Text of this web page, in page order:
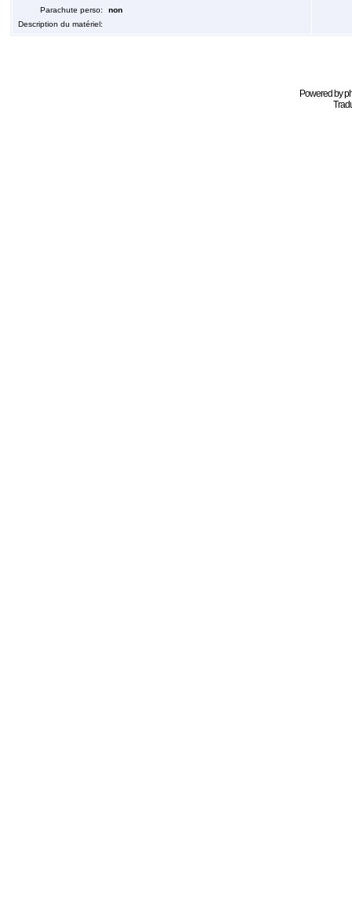
Parachute perso:
non
Description du matériel:
Powered by